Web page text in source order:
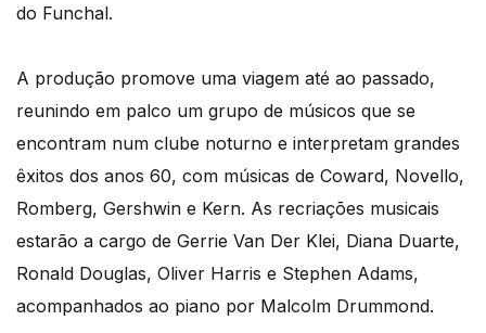
do Funchal.
A produção promove uma viagem até ao passado,
reunindo em palco um grupo de músicos que se
encontram num clube noturno e interpretam grandes
êxitos dos anos 60, com músicas de Coward, Novello,
Romberg, Gershwin e Kern. As recriações musicais
estarão a cargo de Gerrie Van Der Klei, Diana Duarte,
Ronald Douglas, Oliver Harris e Stephen Adams,
acompanhados ao piano por Malcolm Drummond.